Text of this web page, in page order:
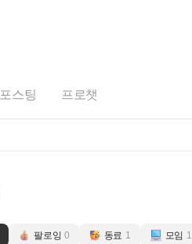
포스팅 프로챗
팔로잉 0 동료 1 모임 1